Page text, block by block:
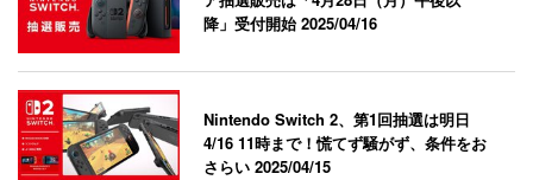
降」受付開始2025/04/16
Nintendo Switch 2、第1回抽選は明日
4/16 11時まで！慌てず騒がず、条件をお
さらい2025/04/15